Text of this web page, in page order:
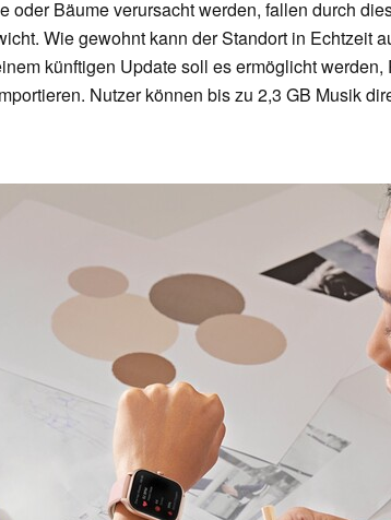
oder Bäume verursacht werden, fallen durch
Wie gewohnt kann der Standort in Echtzeit
künftigen Update soll es ermöglicht werden,
Nutzer können bis zu 2,3 GB Musik